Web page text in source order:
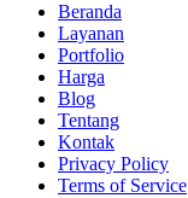
Beranda
Layanan
Portfolio
Harga
Blog
Tentang
Kontak
Privacy Policy
Terms of Service